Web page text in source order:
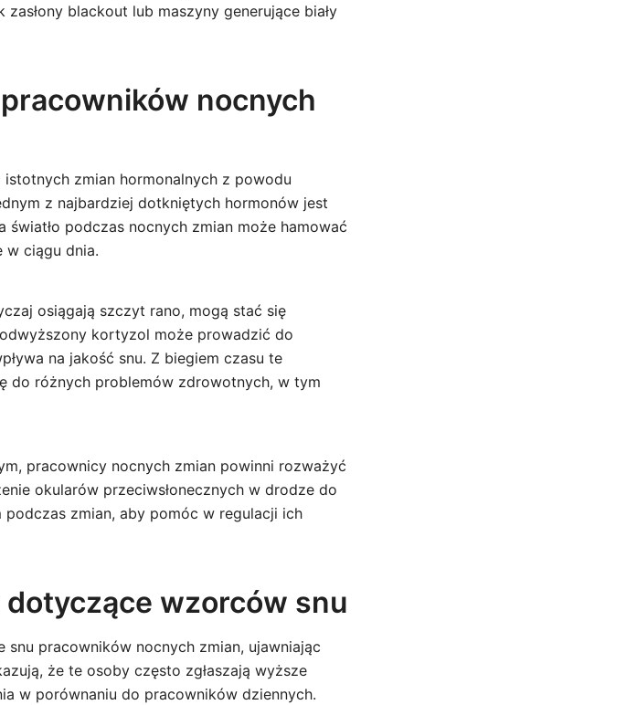
blackout lub maszyny generujące biały
nocnych
zmian hormonalnych z powodu
z najbardziej dotkniętych hormonów jest
światło podczas nocnych zmian może hamować
w ciągu dnia.
osiągają szczyt rano, mogą stać się
kortyzol może prowadzić do
na jakość snu. Z biegiem czasu te
do różnych problemów zdrowotnych, w tym
pracownicy nocnych zmian powinni rozważyć
okularów przeciwsłonecznych w drodze do
zmian, aby pomóc w regulacji ich
wzorców snu
snu pracowników nocnych zmian, ujawniając
że te osoby często zgłaszają wyższe
w porównaniu do pracowników dziennych.